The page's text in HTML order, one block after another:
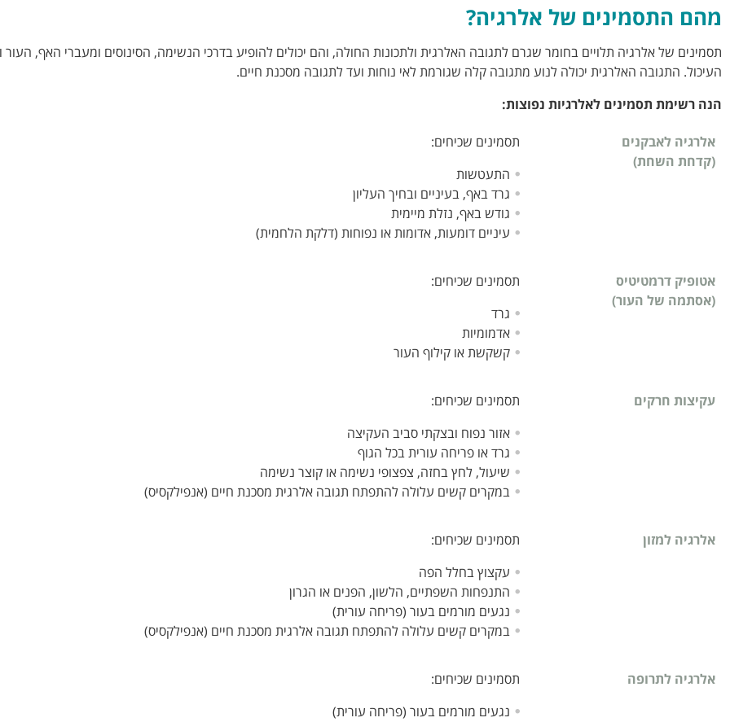
מהם התסמינים של אלרגיה?
תסמינים של אלרגיה תלויים בחומר שגרם לתגובה האלרגית ולתכונות החולה, והם יכולים להופיע בדרכי הנשימה, הסינוסים ומעברי האף, העור
העיכול. התגובה האלרגית יכולה לנוע מתגובה קלה שגורמת לאי נוחות ועד לתגובה מסכנת חיים.
הנה רשימת תסמינים לאלרגיות נפוצות:
אלרגיה לאבקנים
(קדחת השחת)
תסמינים שכיחים:
התעטשות
גרד באף, בעיניים ובחיך העליון
גודש באף, נזלת מיימית
עיניים דומעות, אדומות או נפוחות (דלקת הלחמית)
אטופיק דרמטיטיס
(אסתמה של העור)
תסמינים שכיחים:
גרד
אדמומיות
קשקשת או קילוף העור
עקיצות חרקים
תסמינים שכיחים:
אזור נפוח ובצקתי סביב העקיצה
גרד או פריחה עורית בכל הגוף
שיעול, לחץ בחזה, צפצופי נשימה או קוצר נשימה
במקרים קשים עלולה להתפתח תגובה אלרגית מסכנת חיים (אנפילקסיס)
אלרגיה למזון
תסמינים שכיחים:
עקצוץ בחלל הפה
התנפחות השפתיים, הלשון, הפנים או הגרון
נגעים מורמים בעור (פריחה עורית)
במקרים קשים עלולה להתפתח תגובה אלרגית מסכנת חיים (אנפילקסיס)
אלרגיה לתרופה
תסמינים שכיחים:
נגעים מורמים בעור (פריחה עורית)